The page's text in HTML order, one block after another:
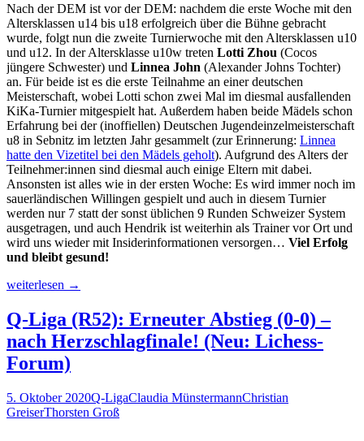
Nach der DEM ist vor der DEM: nachdem die erste Woche mit den
Altersklassen u14 bis u18 erfolgreich über die Bühne gebracht
wurde, folgt nun die zweite Turnierwoche mit den Altersklassen u10
und u12. In der Altersklasse u10w treten Lotti Zhou (Cocos
jüngere Schwester) und Linnea John (Alexander Johns Tochter)
an. Für beide ist es die erste Teilnahme an einer deutschen
Meisterschaft, wobei Lotti schon zwei Mal im diesmal ausfallenden
KiKa-Turnier mitgespielt hat. Außerdem haben beide Mädels schon
Erfahrung bei der (inoffiellen) Deutschen Jugendeinzelmeisterschaft
u8 in Sebnitz im letzten Jahr gesammelt (zur Erinnerung: Linnea
hatte den Vizetitel bei den Mädels geholt). Aufgrund des Alters der
Teilnehmer:innen sind diesmal auch einige Eltern mit dabei.
Ansonsten ist alles wie in der ersten Woche: Es wird immer noch im
sauerländischen Willingen gespielt und auch in diesem Turnier
werden nur 7 statt der sonst üblichen 9 Runden Schweizer System
ausgetragen, und auch Hendrik ist weiterhin als Trainer vor Ort und
wird uns wieder mit Insiderinformationen versorgen… Viel Erfolg
und bleibt gesund!
Die
Chroniken
von
Willingen
(Woche
2):
und
Linnea
weiterlesen →
Q-Liga (R52): Erneuter Abstieg (0-0) –
nach Herzschlagfinale! (Neu: Lichess-
Forum)
5. Oktober 2020Q-LigaClaudia MünstermannChristian
GreiserThorsten Groß